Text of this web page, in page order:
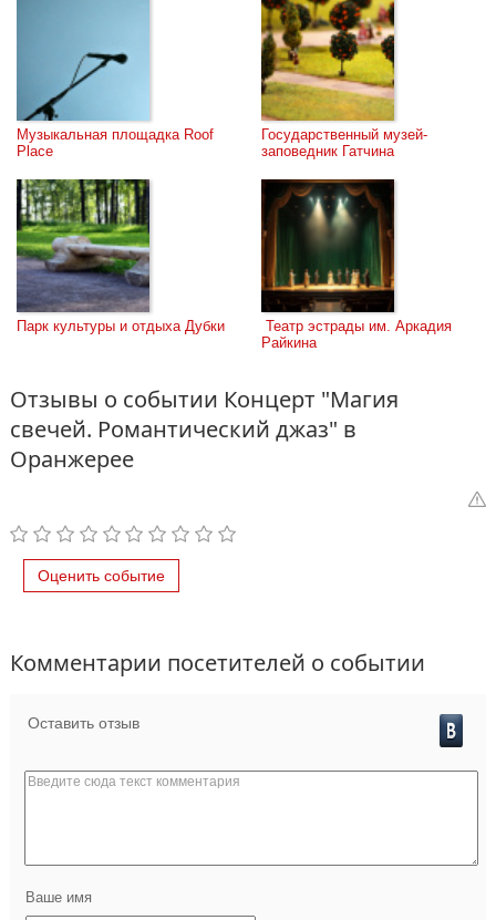
Музыкальная площадка Roof
Place
Государственный музей-
заповедник Гатчина
Парк культуры и отдыха Дубки
Райкина
Отзывы о событии Концерт "Магия
свечей. Романтический джаз" в
Оранжерее
Оценить событие
Комментарии посетителей о событии
Оставить отзыв
Ваше имя